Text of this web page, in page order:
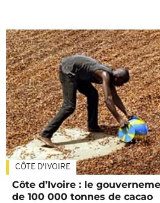
CÔTE D'IVOIRE
Côte d’Ivoire : le
de 100 000 tonnes de cacao